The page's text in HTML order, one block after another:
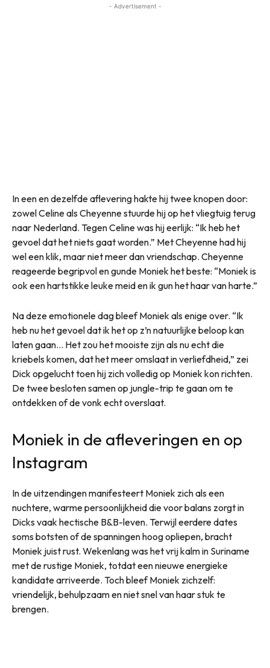
- Advertisement -
In een en dezelfde aflevering hakte hij twee knopen door:
zowel Celine als Cheyenne stuurde hij op het vliegtuig terug
naar Nederland. Tegen Celine was hij eerlijk: “Ik heb het
gevoel dat het niets gaat worden.” Met Cheyenne had hij
wel een klik, maar niet meer dan vriendschap. Cheyenne
reageerde begripvol en gunde Moniek het beste: “Moniek is
ook een hartstikke leuke meid en ik gun het haar van harte.”
Na deze emotionele dag bleef Moniek als enige over. “Ik
heb nu het gevoel dat ik het op z’n natuurlijke beloop kan
laten gaan… Het zou het mooiste zijn als nu echt die
kriebels komen, dat het meer omslaat in verliefdheid,” zei
Dick opgelucht toen hij zich volledig op Moniek kon richten.
De twee besloten samen op jungle-trip te gaan om te
ontdekken of de vonk echt overslaat.
Moniek in de afleveringen en op
Instagram
In de uitzendingen manifesteert Moniek zich als een
nuchtere, warme persoonlijkheid die voor balans zorgt in
Dicks vaak hectische B&B-leven. Terwijl eerdere dates
soms botsten of de spanningen hoog opliepen, bracht
Moniek juist rust. Wekenlang was het vrij kalm in Suriname
met de rustige Moniek, totdat een nieuwe energieke
kandidate arriveerde. Toch bleef Moniek zichzelf:
vriendelijk, behulpzaam en niet snel van haar stuk te
brengen.